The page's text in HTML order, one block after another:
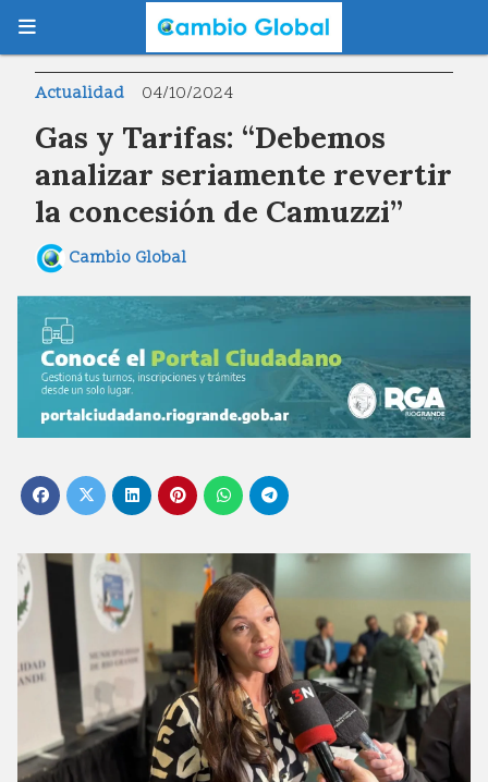
Gas y Tarifas: “Debemos
analizar seriamente revertir
la concesión de Camuzzi”
Actualidad 04/10/2024
Cambio Global